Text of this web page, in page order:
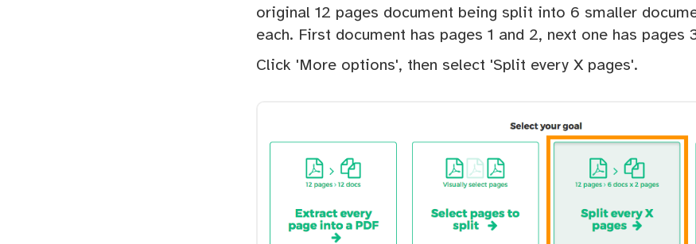
original 12 pages document being split into 6 smaller
each. First document has pages 1 and 2, next one has pages
Click 'More options', then select 'Split every X pages'.